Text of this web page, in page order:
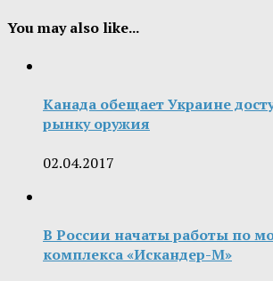
You may also like...
Канада обещает Украине
рынку оружия
02.04.2017
В России начаты работы по
комплекса «Искандер-М»